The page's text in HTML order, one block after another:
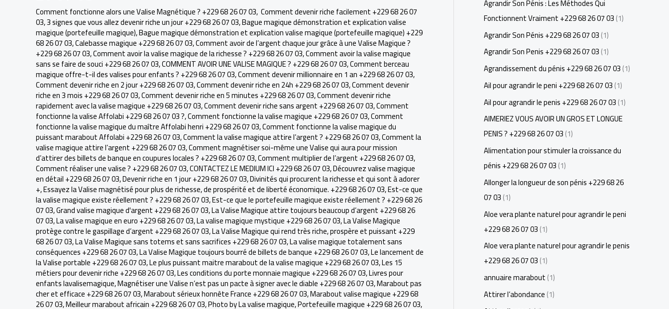
Comment fonctionne alors une Valise Magnétique ? +229 68 26 07 03, Comment devenir riche facilement +229 68 26 07
03,3 signes que vous allez devenir riche un jour +229 68 26 07 03,Bague magique démonstration et explication valise
magique (portefeuille magique),Bague magique démonstration et explication valise magique (portefeuille magique) +229
68 26 07 03,Calebasse magique +229 68 26 07 03,Comment avoir de l’argent chaque jour grâce à une Valise Magique ?
+229 68 26 07 03,Comment avoir la valise magique de la richesse ? +229 68 26 07 03,Comment avoir la valise magique
sans se faire de souci +229 68 26 07 03,COMMENT AVOIR UNE VALISE MAGIQUE ? +229 68 26 07 03,Comment berceau
magique offre-t-il des valises pour enfants ? +229 68 26 07 03,Comment devenir millionnaire en 1 an +229 68 26 07 03,
Comment devenir riche en 2 jour +229 68 26 07 03,Comment devenir riche en 24h +229 68 26 07 03,Comment devenir
riche en 3 mois +229 68 26 07 03,Comment devenir riche en 5 minutes +229 68 26 07 03,Comment devenir riche
rapidement avec la valise magique +229 68 26 07 03,Comment devenir riche sans argent +229 68 26 07 03,Comment
fonctionne la valise Affolabi +229 68 26 07 03 ?,Comment fonctionne la valise magique +229 68 26 07 03,Comment
fonctionne la valise magique du maître Affolabi henri +229 68 26 07 03,Comment fonctionne la valise magique du
puissant marabout Affolabi +229 68 26 07 03,Comment la valise magique attire l’argent ? +229 68 26 07 03,Comment la
valise magique attire l’argent +229 68 26 07 03,Comment magnétiser soi-même une Valise qui aura pour mission
d’attirer des billets de banque en coupures locales ? +229 68 26 07 03,Comment multiplier de l’argent +229 68 26 07 03,
Comment réaliser une valise ? +229 68 26 07 03,CONTACTEZ LE MEDIUM ICI +229 68 26 07 03,Découvrez valise magique
en détail +229 68 26 07 03,Devenir riche en 1 jour +229 68 26 07 03,Divinités qui procurent la richesse et qui sont à adorer
+,Essayez la Valise magnétisé pour plus de richesse, de prospérité et de liberté économique. +229 68 26 07 03,Est-ce que
la valise magique existe réellement ? +229 68 26 07 03,Est-ce que le portefeuille magique existe réellement ? +229 68 26
07 03,Grand valise magique d'argent +229 68 26 07 03,La Valise Magique attire toujours beaucoup d’argent +229 68 26
07 03,La valise magique en euro +229 68 26 07 03,La valise magique mystique +229 68 26 07 03,La Valise Magique
protège contre le gaspillage d’argent +229 68 26 07 03,La Valise Magique qui rend très riche, prospère et puissant +229
68 26 07 03,La Valise Magique sans totems et sans sacrifices +229 68 26 07 03,La valise magique totalement sans
conséquences +229 68 26 07 03,La Valise Magique toujours bourré de billets de banque +229 68 26 07 03,Le lancement de
la Valise portable +229 68 26 07 03,Le plus puissant maitre marabout de la valise magique +229 68 26 07 03,Les 15
métiers pour devenir riche +229 68 26 07 03,Les conditions du porte monnaie magique +229 68 26 07 03,Livres pour
enfants lavalisemagique,Magnétiser une Valise n’est pas un pacte à signer avec le diable +229 68 26 07 03,Marabout pas
cher et efficace +229 68 26 07 03,Marabout sérieux honnête France +229 68 26 07 03,Marabout valise magique +229 68
26 07 03,Meilleur marabout africain +229 68 26 07 03,Photo by La valise magique,Portefeuille magique +229 68 26 07 03,
Agrandir Son Pénis : Les Méthodes Qui
Fonctionnent Vraiment +229 68 26 07 03(1)
Agrandir Son Pénis +229 68 26 07 03(1)
Agrandir Son Penis +229 68 26 07 03(1)
Agrandissement du pénis +229 68 26 07 03(1)
Ail pour agrandir le peni +229 68 26 07 03(1)
Ail pour agrandir le penis +229 68 26 07 03(1)
AIMERIEZ VOUS AVOIR UN GROS ET LONGUE
PENIS ? +229 68 26 07 03(1)
Alimentation pour stimuler la croissance du
pénis +229 68 26 07 03(1)
Allonger la longueur de son pénis +229 68 26
07 03(1)
Aloe vera plante naturel pour agrandir le peni
+229 68 26 07 03(1)
Aloe vera plante naturel pour agrandir le penis
+229 68 26 07 03(1)
annuaire marabout(1)
Attirer l’abondance(1)